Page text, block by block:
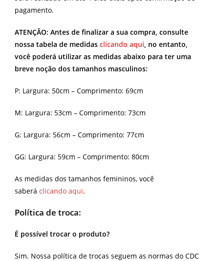
pagamento.
ATENÇÃO: Antes de finalizar a sua compra, consulte
nossa tabela de medidas clicando aqui , no entanto,
você poderá utilizar as medidas abaixo para ter uma
breve noção dos tamanhos masculinos:
P: Largura: 50cm – Comprimento: 69cm
M: Largura: 53cm – Comprimento: 73cm
G: Largura: 56cm – Comprimento: 77cm
GG: Largura: 59cm – Comprimento: 80cm
As medidas dos tamanhos femininos, você
saberá clicando aqui.
Política de troca:
É possível trocar o produto?
Sim. Nossa política de trocas seguem as normas do CDC